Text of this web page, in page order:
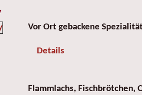
Vor Ort gebackene
Details
Flammlachs, Fischbrötchen,